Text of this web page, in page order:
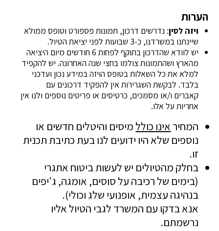
הערות
ויזה לסין: נדרשים דרכון, תמונות פספורט וטופס ממולא
שיינתנו במשרדנו, כ-3 שבועות לפני יציאת הטיול.
יש לוודא שהדרכון בתוקף לפחות 6 חודשים מיום היציאה
מהארץ ושהתמונות צולמו בחצי שנה האחרונה. יש להקפיד
למלא את כל השאלות בטופס הויזה במידע נכון ועדכני
בלבד. לבקשת השגרירות אין להפקיד דרכונים עם
קאברים ו/או מסמכים, כרטיסים או פריטים נוספים ולנו אין
אחריות על אלו.
המחיראינו כולל מיסים והיטלים חדשים או
נוספים שלא היו ידועים לנו בעת כתיבת תכנית
זו.
בחלק מהטיולים יש לעשות ביטוח אתגרי
(בימים של רכיבה על סוסים, אומגה, ג'יפים
בנהיגה עצמית, אופנועי שלג וכולי).
אנא בדקו עם המשרד לגבי הטיול אליו
נרשמתם.